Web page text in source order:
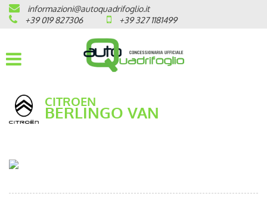
HOME
AZIENDA
OPEL
CITROEN
informazioni@autoquadrifoglio.it
+39 019 827306
+39 327 1181499
CITROEN
BERLINGO VAN